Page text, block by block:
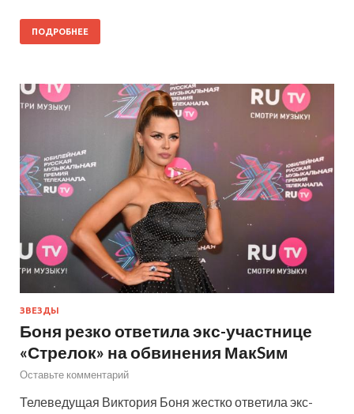
ПОДРОБНЕЕ
ЗВЕЗДЫ
Боня резко ответила экс-участнице
«Стрелок» на обвинения МакSим
Оставьте комментарий
Телеведущая Виктория Боня жестко ответила экс-